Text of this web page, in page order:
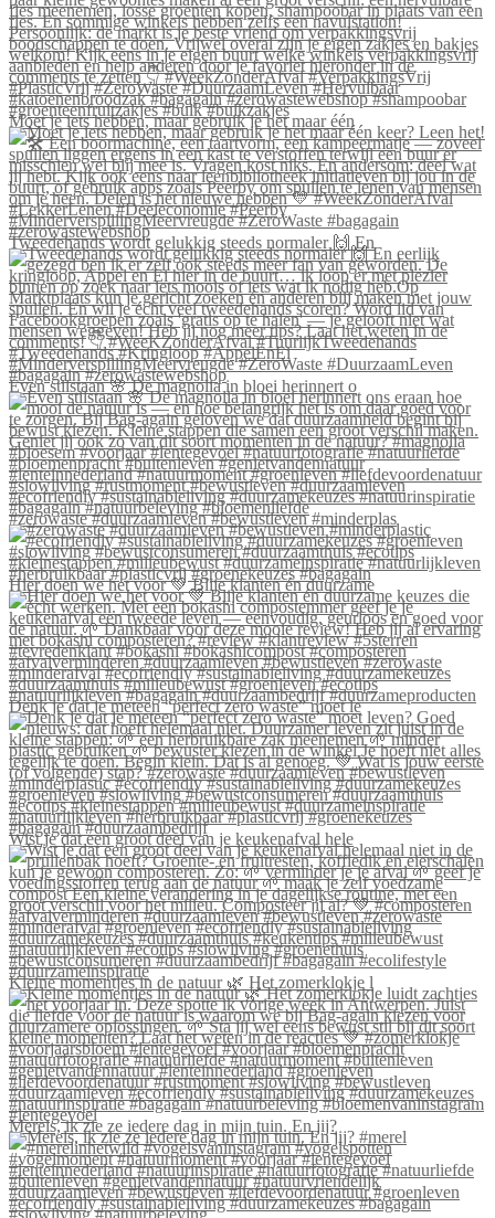
Moet je iets hebben, maar gebruik je het maar één
Tweedehands wordt gelukkig steeds normaler 🙌 En
Even stilstaan 🌸 De magnolia in bloei herinnert o
#zerowaste #duurzaamleven #bewustleven #minderplas
Hier doen we het voor 💚 Blije klanten én duurzame
Denk je dat je meteen “perfect zero waste” moet le
Wist je dat een groot deel van je keukenafval hele
Kleine momentjes in de natuur 🌿 Het zomerklokje l
Merels, ik zie ze iedere dag in mijn tuin. En jij?